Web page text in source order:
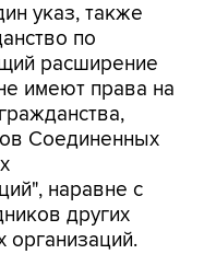
указ, также
по
расширение
имеют права на
Соединенных
наравне с
других